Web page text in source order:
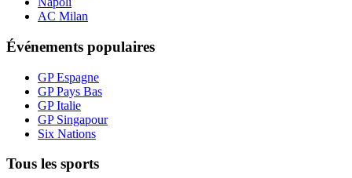
AC Milan
Événements populaires
GP Espagne
GP Pays Bas
GP Italie
GP Singapour
Six Nations
Tous les sports